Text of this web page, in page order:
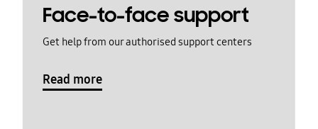
Face-to-face support
Get help from our authorised support centers
Read more